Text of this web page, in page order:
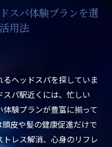
スパ体験プランを選
用法
ヘッドスパを探していま
パ駅近くには、忙しい
験プランが豊富に揃って
皮や髪の健康促進だけで
レス解消、心身のリフレ